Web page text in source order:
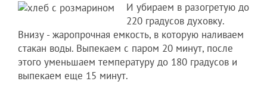
И убираем в разогретую до
220 градусов духовку.
Внизу - жаропрочная емкость, в которую наливаем
стакан воды. Выпекаем с паром 20 минут, после
этого уменьшаем температуру до 180 градусов и
выпекаем еще 15 минут.